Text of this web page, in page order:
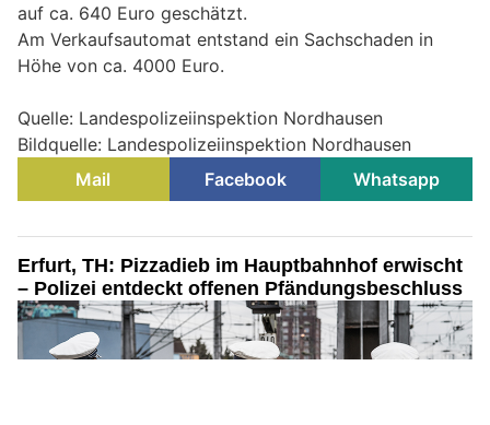
auf ca. 640 Euro geschätzt.
Am Verkaufsautomat entstand ein Sachschaden in
Höhe von ca. 4000 Euro.
Quelle: Landespolizeiinspektion Nordhausen
Bildquelle: Landespolizeiinspektion Nordhausen
Mail
Facebook Whatsapp
Erfurt, TH: Pizzadieb im Hauptbahnhof erwischt
– Polizei entdeckt offenen Pfändungsbeschluss